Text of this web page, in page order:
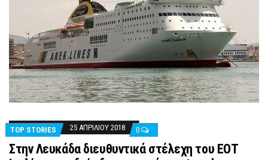
TOP STORIES 25 ΑΠΡΙΛΊΟΥ 2018 0
Στην Λευκάδα διευθυντικά στέλεχη του ΕΟΤ